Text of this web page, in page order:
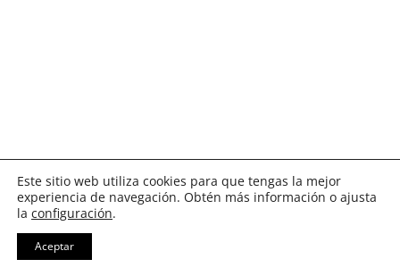
Este sitio web utiliza cookies para que tengas la mejor
experiencia de navegación. Obtén más información o ajusta
la configuración.
Aceptar